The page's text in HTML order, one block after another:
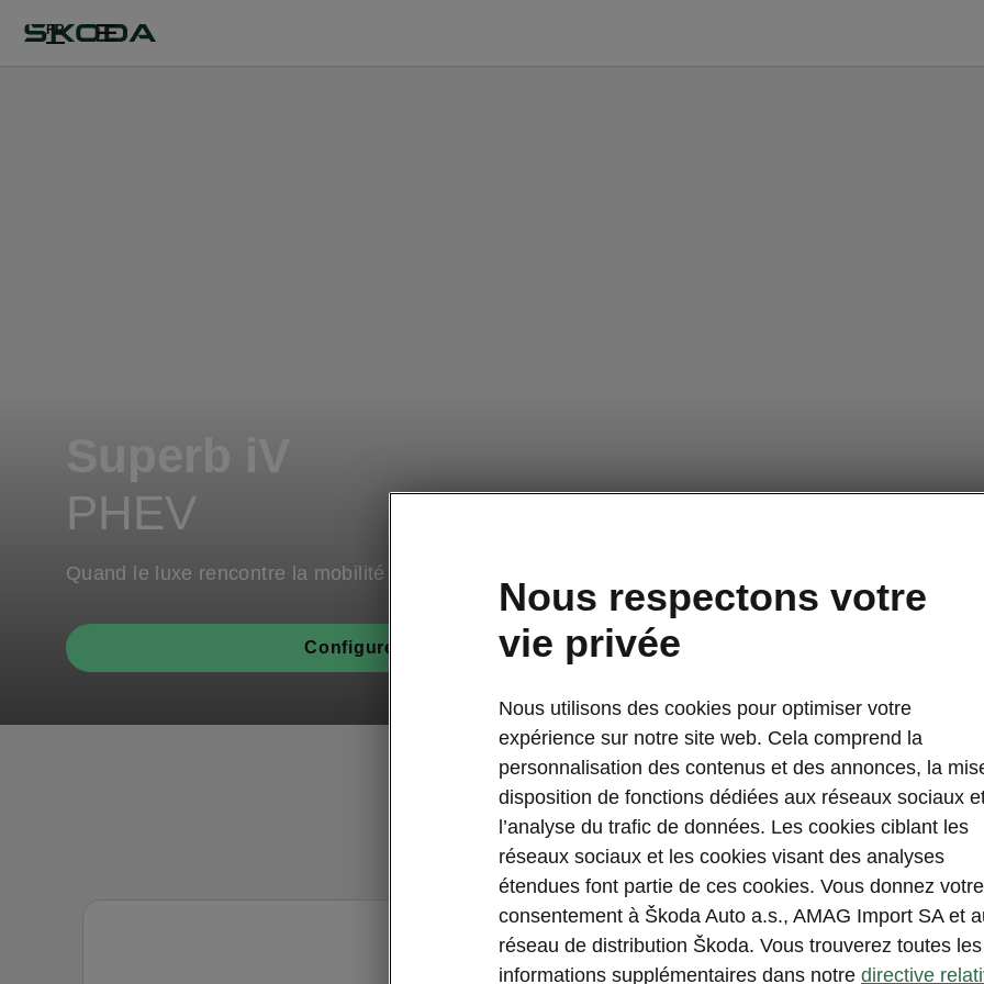
FR
PHEV
Quand le luxe rencontre la mobilité durable
Configurer
Variantes des modèles
Nous respectons votre
vie privée
Nous utilisons des cookies pour optimiser votre
expérience sur notre site web. Cela comprend la
personnalisation des contenus et des annonces, la
disposition de fonctions dédiées aux réseaux sociaux
l’analyse du trafic de données. Les cookies ciblant les
réseaux sociaux et les cookies visant des analyses
étendues font partie de ces cookies. Vous donnez votre
consentement à Škoda Auto a.s., AMAG Import SA et
réseau de distribution Škoda. Vous trouverez toutes les
informations supplémentaires dans notre directive